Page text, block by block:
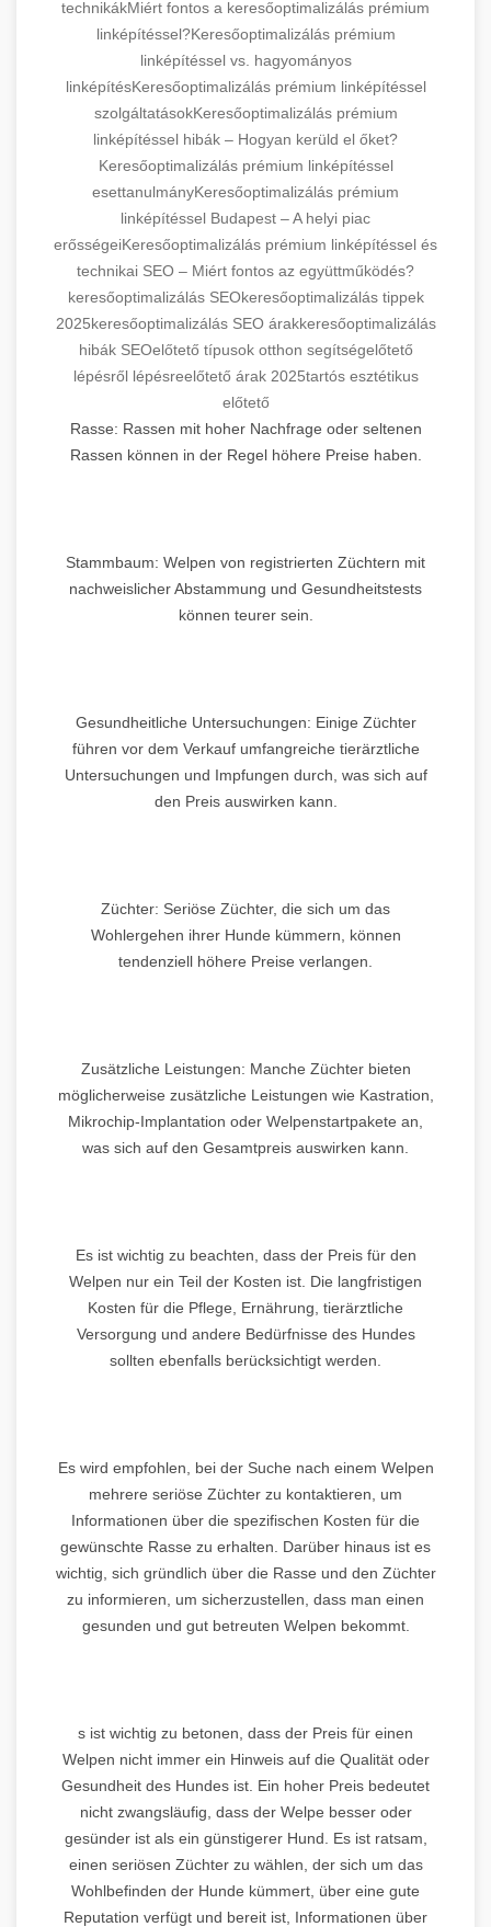
technikákMiért fontos a keresőoptimalizálás prémium
linképítéssel?Keresőoptimalizálás prémium
linképítéssel vs. hagyományos
linképítésKeresőoptimalizálás prémium linképítéssel
szolgáltatásokKeresőoptimalizálás prémium
linképítéssel hibák – Hogyan kerüld el őket?
Keresőoptimalizálás prémium linképítéssel
esettanulmányKeresőoptimalizálás prémium
linképítéssel Budapest – A helyi piac
erősségeiKeresőoptimalizálás prémium linképítéssel és
technikai SEO – Miért fontos az együttműködés?
keresőoptimalizálás SEOkeresőoptimalizálás tippek
2025keresőoptimalizálás SEO árakkeresőoptimalizálás
hibák SEOelőtető típusok otthon segítségelőtető
lépésről lépésreelőtető árak 2025tartós esztétikus
előtető
Rasse: Rassen mit hoher Nachfrage oder seltenen
Rassen können in der Regel höhere Preise haben.
Stammbaum: Welpen von registrierten Züchtern mit
nachweislicher Abstammung und Gesundheitstests
können teurer sein.
Gesundheitliche Untersuchungen: Einige Züchter
führen vor dem Verkauf umfangreiche tierärztliche
Untersuchungen und Impfungen durch, was sich auf
den Preis auswirken kann.
Züchter: Seriöse Züchter, die sich um das
Wohlergehen ihrer Hunde kümmern, können
tendenziell höhere Preise verlangen.
Zusätzliche Leistungen: Manche Züchter bieten
möglicherweise zusätzliche Leistungen wie Kastration,
Mikrochip-Implantation oder Welpenstartpakete an,
was sich auf den Gesamtpreis auswirken kann.
Es ist wichtig zu beachten, dass der Preis für den
Welpen nur ein Teil der Kosten ist. Die langfristigen
Kosten für die Pflege, Ernährung, tierärztliche
Versorgung und andere Bedürfnisse des Hundes
sollten ebenfalls berücksichtigt werden.
Es wird empfohlen, bei der Suche nach einem Welpen
mehrere seriöse Züchter zu kontaktieren, um
Informationen über die spezifischen Kosten für die
gewünschte Rasse zu erhalten. Darüber hinaus ist es
wichtig, sich gründlich über die Rasse und den Züchter
zu informieren, um sicherzustellen, dass man einen
gesunden und gut betreuten Welpen bekommt.
s ist wichtig zu betonen, dass der Preis für einen
Welpen nicht immer ein Hinweis auf die Qualität oder
Gesundheit des Hundes ist. Ein hoher Preis bedeutet
nicht zwangsläufig, dass der Welpe besser oder
gesünder ist als ein günstigerer Hund. Es ist ratsam,
einen seriösen Züchter zu wählen, der sich um das
Wohlbefinden der Hunde kümmert, über eine gute
Reputation verfügt und bereit ist, Informationen über